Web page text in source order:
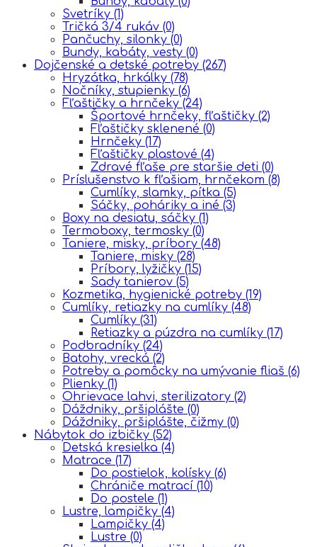
Svetríky (1)
Tričká 3/4 rukáv (0)
Pančuchy, silonky (0)
Bundy, kabáty, vesty (0)
Dojčenské a detské potreby (267)
Hryzátka, hrkálky (78)
Nočníky, stupienky (6)
Fľaštičky a hrnčeky (24)
Športové hrnčeky, fľaštičky (2)
Fľaštičky sklenené (0)
Hrnčeky (17)
Fľaštičky plastové (4)
Zdravé fľaše pre staršie deti (0)
Príslušenstvo k fľašiam, hrnčekom (8)
Cumlíky, slamky, pítka (5)
Sáčky, poháriky a iné (3)
Boxy na desiatu, sáčky (1)
Termoboxy, termosky (0)
Taniere, misky, príbory (48)
Taniere, misky (28)
Príbory, lyžičky (15)
Sady tanierov (5)
Kozmetika, hygienické potreby (19)
Cumlíky, retiazky na cumlíky (48)
Cumlíky (31)
Retiazky a púzdra na cumlíky (17)
Podbradníky (24)
Batohy, vrecká (2)
Potreby a pomôcky na umývanie fliaš (6)
Plienky (1)
Ohrievace lahvi, sterilizatory (2)
Dáždniky, pršiplášte (0)
Dáždniky, pršiplášte, čižmy (0)
Nábytok do izbičky (52)
Detská kresielka (4)
Matrace (17)
Do postielok, kolísky (6)
Chrániče matrací (10)
Do postele (1)
Lustre, lampičky (4)
Lampičky (4)
Lustre (0)